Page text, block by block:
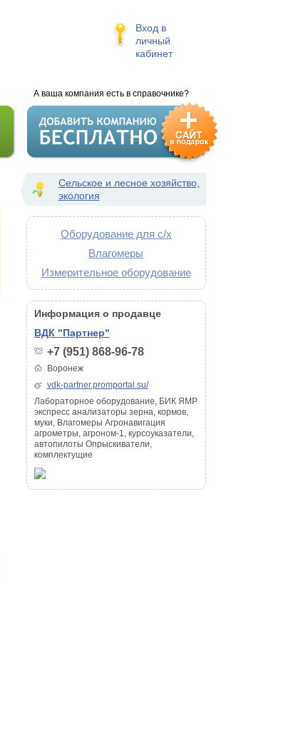
Вход в
личный
кабинет
А ваша компания есть в справочнике?
Сельское и лесное хозяйство,
экология
Оборудование для с/х
Влагомеры
Измерительное оборудование
Информация о продавце
ВДК "Партнер"
+7 (951) 868-96-78
Воронеж
vdk-partner.promportal.su/
Лабораторное оборудование, БИК ЯМР
экспресс анализаторы зерна, кормов,
муки, Влагомеры Агронавигация
агрометры, агроном-1, курсоуказатели,
автопилоты Опрыскиватели,
комплектущие